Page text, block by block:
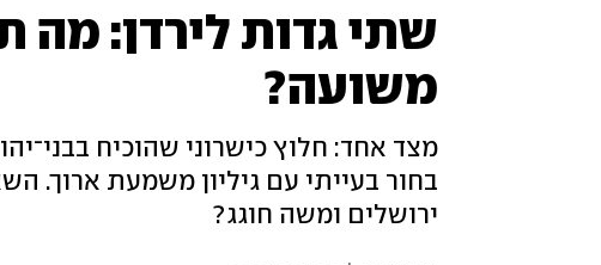
שתי גדות לירדן: מה
משועה?
מצד אחד: חלוץ כישרוני שהוכיח
בחור בעייתי עם גיליון משמעת ארוך.
ירושלים ומשה חוגג?